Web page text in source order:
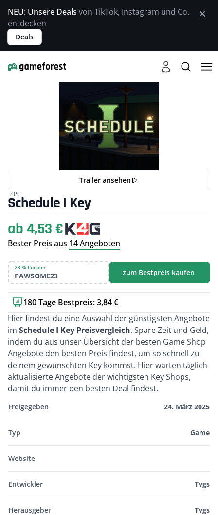
NEU: Unsere Deals von TikTok, Instagram und Co.
entdecken
Deals
Trailer ansehen
PC
Schedule I Key
ab 4,53 €
Bester Preis aus 14 Angeboten
23 % Coupon
PAWSOME23 zum Bestpreis kaufen
180 Tage Bestpreis: 3,84 €
Kurzbeschreibung
Hier findest du eine Auswahl der günstigsten Angebote
im Schedule I Key Preisvergleich. Spare Zeit und Geld,
indem du aus unser Übersicht der besten Game Shop
Angebote den besten Preis findest, um so schnell zu
deinem gewünschten Key kommst. Hier warten täglich
aktualisierte Angebote der wichtigsten Key Shops,
damit du immer den besten Deal findest.
Freigegeben 24. März 2025
Typ Game
Website
Entwickler Tvgs
Herausgeber Tvgs